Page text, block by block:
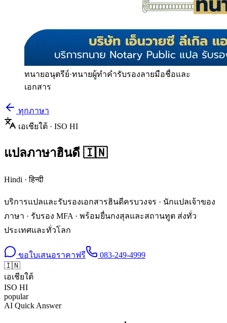
ทนายอนุตรีย์·ทนายผู้ทำคำรับรองลายมือชื่อและ
เอกสาร
ทุกภาษา
เอเชียใต้ · ISO HI
แปลภาษาฮินดี 🇮🇳
Hindi ·हिन्दी
บริการแปลและรับรองเอกสารฮินดีครบวงจร · นักแปลเจ้าของ
ภาษา · รับรอง MFA · พร้อมยื่นกงสุลและสถานทูต ส่งทั่ว
ประเทศและทั่วโลก
ขอใบเสนอราคาฟรี
083-249-4999
🇮🇳
เอเชียใต้
ISO HI
popular
AI Quick Answer